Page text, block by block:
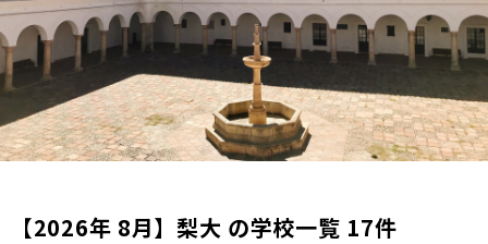
【2026年 8月】梨大 の学校一覧 17件